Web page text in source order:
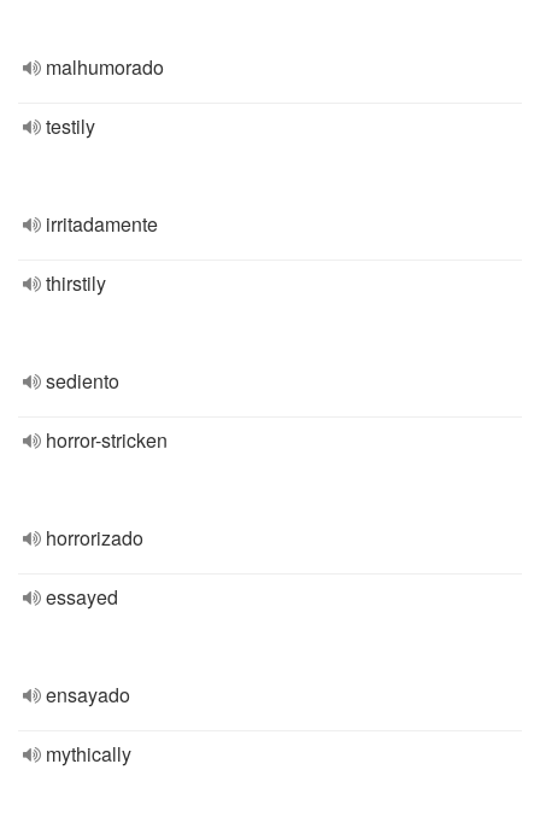
malhumorado
testily
irritadamente
thirstily
sediento
horror-stricken
horrorizado
essayed
ensayado
mythically